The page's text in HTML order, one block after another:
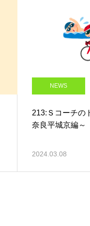
NEWS
213:Ｓコーチの
奈良平城京編～
2024.03.08